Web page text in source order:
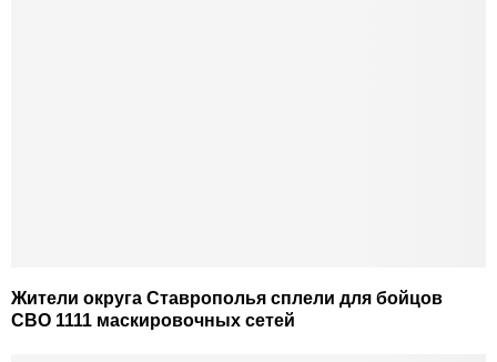
Жители округа Ставрополья сплели для бойцов
СВО 1111 маскировочных сетей